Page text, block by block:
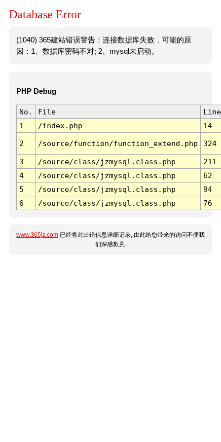
Database Error
(1040) 365建站错误警告：连接数据库失败，可能的原
因：1、数据库密码不对; 2、mysql未启动。
PHP Debug
No. File
Line
1
/index.php 14
2 /source/function/function_extend.php 324
3 /source/class/jzmysql.class.php
211
4
/source/class/jzmysql.class.php
62
5
/source/class/jzmysql.class.php
94
6
/source/class/jzmysql.class.php 76
www.365jz.com 已经将此出错信息详细记录, 由此给您带来的访问不便我
们深感歉意.